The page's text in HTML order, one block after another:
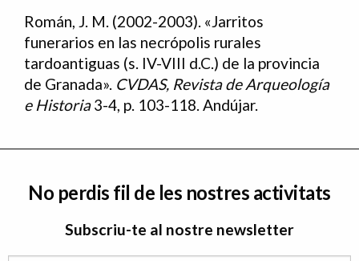
Román, J. M. (2002-2003). «Jarritos
funerarios en las necrópolis rurales
tardoantiguas (s. IV-VIII d.C.) de la provincia
de Granada». CVDAS, Revista de Arqueología
e Historia3-4, p. 103-118. Andújar.
No perdis fil de les nostres activitats
Subscriu-te al nostre newsletter